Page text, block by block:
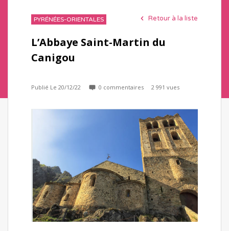
PYRÉNÉES-ORIENTALES Retour à la liste
L’Abbaye Saint-Martin du
Canigou
Publié Le 20/12/22 0 commentaires 2 991 vues